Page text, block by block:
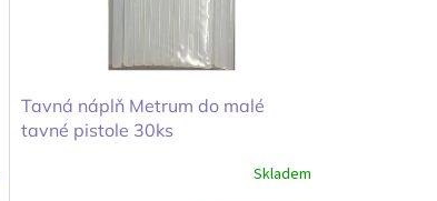
Tavná náplň Metrum do malé
tavné pistole 30ks
Skladem